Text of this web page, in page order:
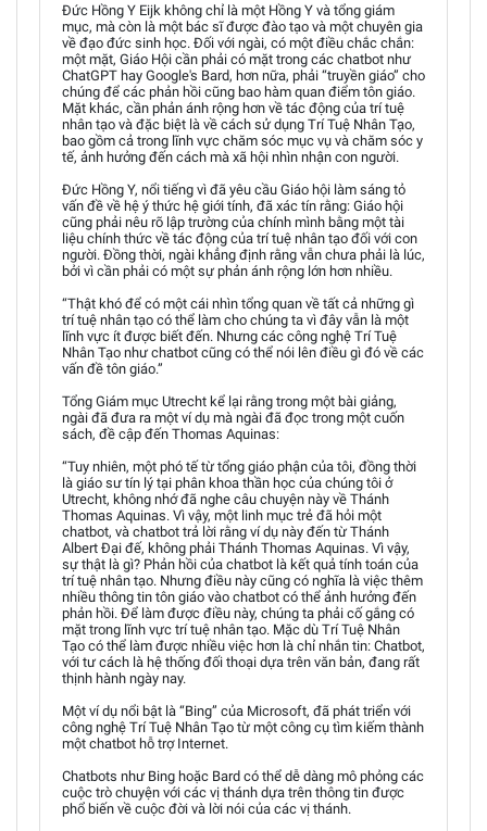
Đức Hồng Y Eijk không chỉ là một Hồng Y và tổng giám
mục, mà còn là một bác sĩ được đào tạo và một chuyên gia
về đạo đức sinh học. Đối với ngài, có một điều chắc chắn:
một mặt, Giáo Hội cần phải có mặt trong các chatbot như
ChatGPT hay Google's Bard, hơn nữa, phải “truyền giáo” cho
chúng để các phản hồi cũng bao hàm quan điểm tôn giáo.
Mặt khác, cần phản ánh rộng hơn về tác động của trí tuệ
nhân tạo và đặc biệt là về cách sử dụng Trí Tuệ Nhân Tạo,
bao gồm cả trong lĩnh vực chăm sóc mục vụ và chăm sóc y
tế, ảnh hưởng đến cách mà xã hội nhìn nhận con người.
Đức Hồng Y, nổi tiếng vì đã yêu cầu Giáo hội làm sáng tỏ
vấn đề về hệ ý thức hệ giới tính, đã xác tín rằng: Giáo hội
cũng phải nêu rõ lập trường của chính mình bằng một tài
liệu chính thức về tác động của trí tuệ nhân tạo đối với con
người. Đồng thời, ngài khẳng định rằng vẫn chưa phải là lúc,
bởi vì cần phải có một sự phản ánh rộng lớn hơn nhiều.
“Thật khó để có một cái nhìn tổng quan về tất cả những gì
trí tuệ nhân tạo có thể làm cho chúng ta vì đây vẫn là một
lĩnh vực ít được biết đến. Nhưng các công nghệ Trí Tuệ
Nhân Tạo như chatbot cũng có thể nói lên điều gì đó về các
vấn đề tôn giáo.”
Tổng Giám mục Utrecht kể lại rằng trong một bài giảng,
ngài đã đưa ra một ví dụ mà ngài đã đọc trong một cuốn
sách, đề cập đến Thomas Aquinas:
“Tuy nhiên, một phó tế từ tổng giáo phận của tôi, đồng thời
là giáo sư tín lý tại phân khoa thần học của chúng tôi ở
Utrecht, không nhớ đã nghe câu chuyện này về Thánh
Thomas Aquinas. Vì vậy, một linh mục trẻ đã hỏi một
chatbot, và chatbot trả lời rằng ví dụ này đến từ Thánh
Albert Đại đế, không phải Thánh Thomas Aquinas. Vì vậy,
sự thật là gì? Phản hồi của chatbot là kết quả tính toán của
trí tuệ nhân tạo. Nhưng điều này cũng có nghĩa là việc thêm
nhiều thông tin tôn giáo vào chatbot có thể ảnh hưởng đến
phản hồi. Để làm được điều này, chúng ta phải cố gắng có
mặt trong lĩnh vực trí tuệ nhân tạo. Mặc dù Trí Tuệ Nhân
Tạo có thể làm được nhiều việc hơn là chỉ nhắn tin: Chatbot,
với tư cách là hệ thống đối thoại dựa trên văn bản, đang rất
thịnh hành ngày nay.
Một ví dụ nổi bật là “Bing” của Microsoft, đã phát triển với
công nghệ Trí Tuệ Nhân Tạo từ một công cụ tìm kiếm thành
một chatbot hỗ trợ Internet.
Chatbots như Bing hoặc Bard có thể dễ dàng mô phỏng các
cuộc trò chuyện với các vị thánh dựa trên thông tin được
phổ biến về cuộc đời và lời nói của các vị thánh.